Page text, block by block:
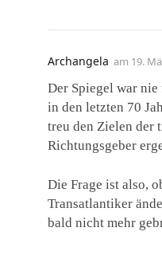
Archangela am 19.
Der Spiegel war
in den letzten 70
treu den Zielen der
Richtungsgeber
Die Frage ist also,
Transatlantiker
bald nicht mehr